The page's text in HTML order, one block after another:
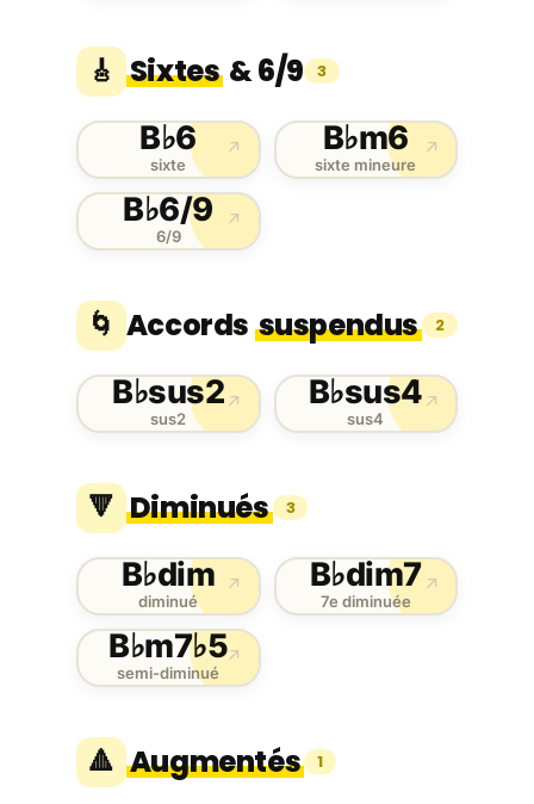
🎸 Sixtes & 6/9 3
B♭6
sixte
↗ B♭m6
sixte mineure
↗
B♭6/9
6/9
↗
🌀 Accords suspendus 2
B♭sus2
sus2
↗ B♭sus4
sus4
↗
🔻 Diminués 3
B♭dim
diminué
↗ B♭dim7
7e diminuée
↗
B♭m7♭5
semi-diminué
↗
🔺 Augmentés 1